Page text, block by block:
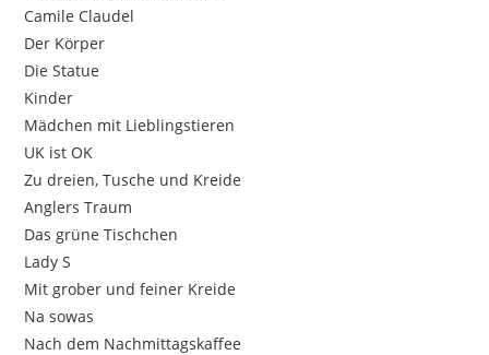
Camile Claudel
Der Körper
Die Statue
Kinder
Mädchen mit Lieblingstieren
UK ist OK
Zu dreien, Tusche und Kreide
Anglers Traum
Das grüne Tischchen
Lady S
Mit grober und feiner Kreide
Na sowas
Nach dem Nachmittagskaffee